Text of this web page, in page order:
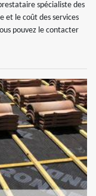
spécialiste des
et le coût des services
pouvez le contacter